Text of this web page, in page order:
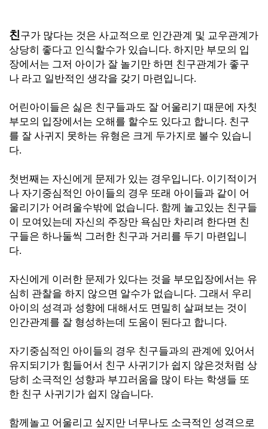
친구가 많다는 것은 사교적으로 인간관계 및 교우관계가
상당히 좋다고 인식할수가 있습니 다. 하지만 부모의 입
장에서는 그저 아이가 잘 놀기만 하면 친구관계가 좋구
나 라고 일반적인 생각을 갖기 마련입니다.
어린아이들은 싫은 친구들과도 잘 어울리기 때문에 자칫
부모의 입장에서는 오해를 할수도 있다고 합니다. 친구
를 잘 사귀지 못하는 유형은 크게 두가지로 볼수 있습니
다.
첫번째는 자신에게 문제가 있는 경우입니다. 이기적이거
나 자기중심적인 아이들의 경우 또래 아이들과 같이 어
울리기가 어려울수밖에 없습니다. 함께 놀고있는 친구들
이 모여있는데 자신의 주장만 욕심만 차리려 한다면 친
구들은 하나둘씩 그러한 친구과 거리를 두기 마련입니
다.
자신에게 이러한 문제가 있다는 것을 부모입장에서는 유
심히 관찰을 하지 않으면 알수가 없습니다. 그래서 우리
아이의 성격과 성향에 대해서도 면밀히 살펴보는 것이
인간관계를 잘 형성하는데 도움이 된다고 합니다.
자기중심적인 아이들의 경우 친구들과의 관계에 있어서
유지되기가 힘들어서 친구 사귀기가 쉽지 않은것처럼 상
당히 소극적인 성향과 부끄러움을 많이 타는 학생들 또
한 친구 사귀기가 쉽지 않습니다.
함께놀고 어울리고 싶지만 너무나도 소극적인 성격으로